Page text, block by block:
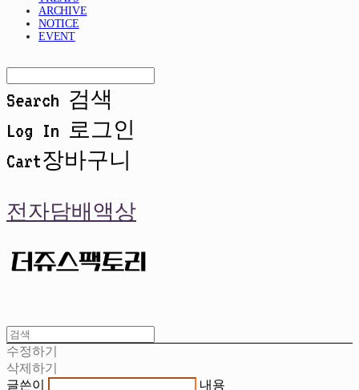
ARCHIVE
NOTICE
EVENT
Search 검색
Log In 로그인
Cart장바구니
전자담배액상
수정하기
삭제하기
글쓴이
내용